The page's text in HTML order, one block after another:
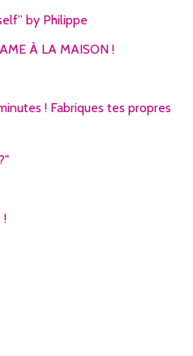
by Philippe
À LA MAISON !
! Fabriques tes propres
!